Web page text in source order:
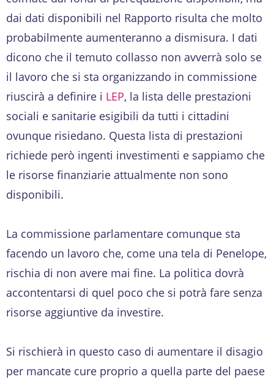
dai dati disponibili nel Rapporto risulta che molto
probabilmente aumenteranno a dismisura. I dati
dicono che il temuto collasso non avverrà solo se
il lavoro che si sta organizzando in commissione
riuscirà a definire i LEP, la lista delle prestazioni
sociali e sanitarie esigibili da tutti i cittadini
ovunque risiedano. Questa lista di prestazioni
richiede però ingenti investimenti e sappiamo che
le risorse finanziarie attualmente non sono
disponibili.
La commissione parlamentare comunque sta
facendo un lavoro che, come una tela di Penelope,
rischia di non avere mai fine. La politica dovrà
accontentarsi di quel poco che si potrà fare senza
risorse aggiuntive da investire.
Si rischierà in questo caso di aumentare il disagio
per mancate cure proprio a quella parte del paese